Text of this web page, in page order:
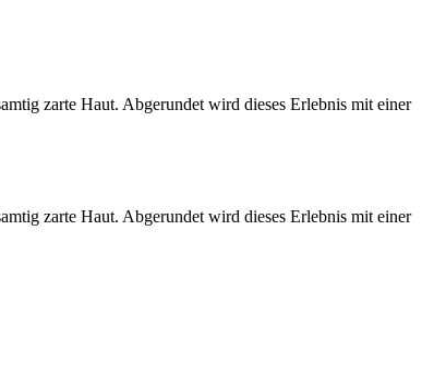
zarte Haut. Abgerundet wird dieses Erlebnis mit einer
zarte Haut. Abgerundet wird dieses Erlebnis mit einer